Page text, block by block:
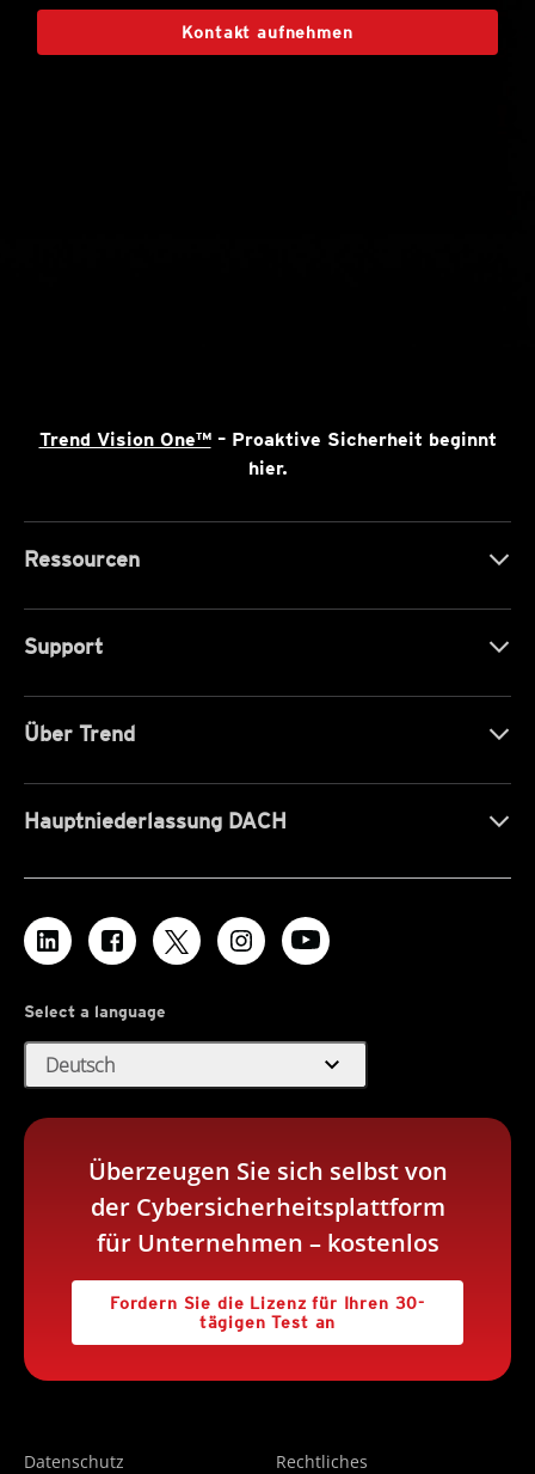
Kontakt aufnehmen
Trend Vision One™– Proaktive Sicherheit beginnt
hier.
Ressourcen
Support
Über Trend
Hauptniederlassung DACH
Select a language
Deutsch expand_more
Überzeugen Sie sich selbst von
der Cybersicherheitsplattform
für Unternehmen – kostenlos
Fordern Sie die Lizenz für Ihren 30-
tägigen Test an
Datenschutz Rechtliches